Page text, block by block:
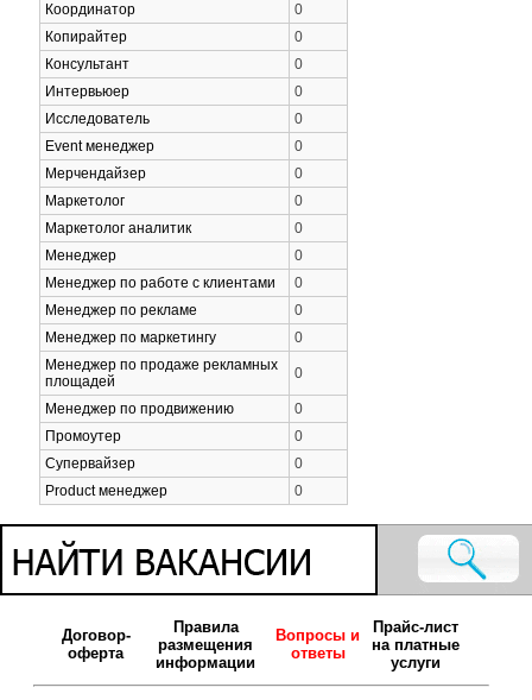
Координатор
0
Копирайтер
0
Консультант
0
Интервьюер
0
Исследователь
0
Event менеджер
0
Мерчендайзер
0
Маркетолог
0
Маркетолог аналитик
0
Менеджер
0
Менеджер по работе с клиентами
0
Менеджер по рекламе
0
Менеджер по маркетингу
0
Менеджер по продаже рекламных
площадей
0
Менеджер по продвижению
0
Промоутер
0
Супервайзер
0
Product менеджер
0
Договор-
оферта
Правила
размещения
информации
Вопросы и
ответы
Прайс-лист
на платные
услуги